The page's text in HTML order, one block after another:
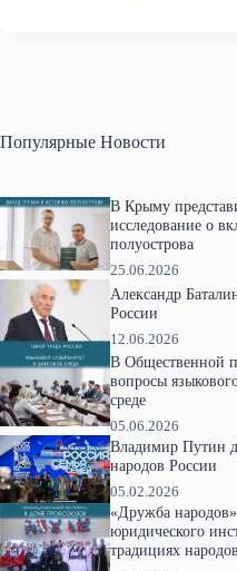
Популярные Новости
В Крыму
исследование о
полуострова
25.06.2026
Александр
России
12.06.2026
В Общественной
вопросы
среде
05.06.2026
Владимир Путин
народов России
05.02.2026
«Дружба
юридического
традициях